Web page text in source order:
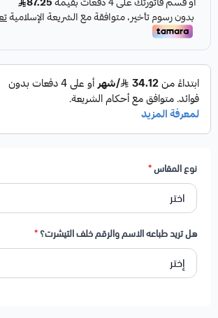
نوع المقاس*
هل تريد طباعه الاسم والرقم خلف التيشرت؟*